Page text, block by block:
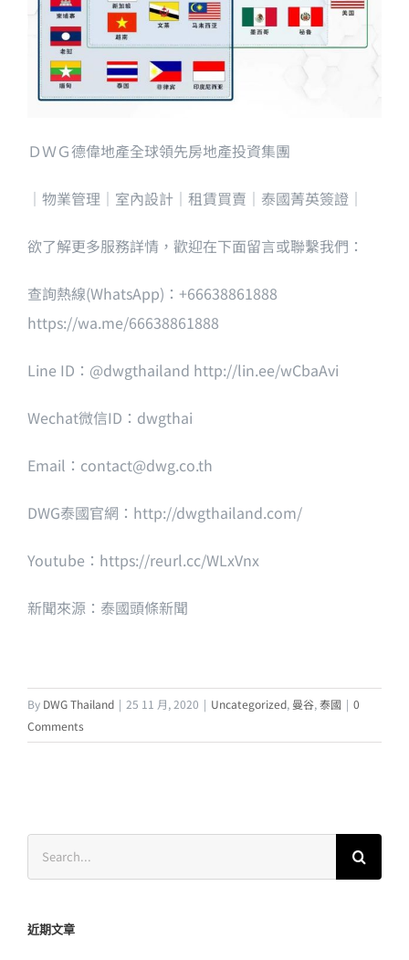
ＤＷＧ德偉地產全球領先房地產投資集團
｜物業管理｜室內設計｜租賃買賣｜泰國菁英簽證｜
欲了解更多服務詳情，歡迎在下面留言或聯繫我們：
查詢熱線(WhatsApp)：+66638861888
https://wa.me/66638861888
Line ID：@dwgthailand http://lin.ee/wCbaAvi
Wechat微信ID：dwgthai
Email： contact@dwg.co.th
DWG泰國官網： http://dwgthailand.com/
Youtube： https://reurl.cc/WLxVnx
新聞來源：泰國頭條新聞
By DWG Thailand | 25 11 月, 2020 | Uncategorized, 曼谷, 泰國 | 0
Comments
Search
for:
近期文章